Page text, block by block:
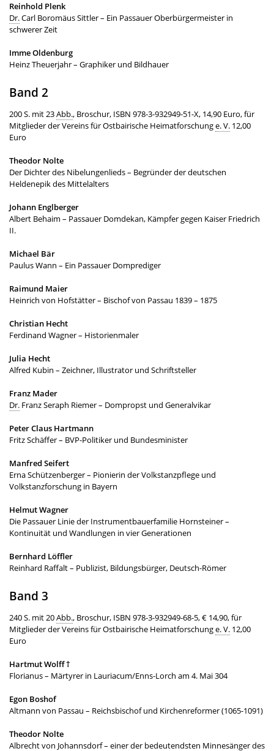
Reinhold Plenk
Dr.Carl Boromäus Sittler – Ein Passauer Oberbürgermeister in
schwerer Zeit
Imme Oldenburg
Heinz Theuerjahr – Graphiker und Bildhauer
Band 2
200 S. mit 23Abb., Broschur, ISBN 978-3-932949-51-X, 14,90 Euro, für
Mitglieder der Vereins für Ostbairische Heimatforschunge. V. 12,00
Euro
Theodor Nolte
Der Dichter des Nibelungenlieds – Begründer der deutschen
Heldenepik des Mittelalters
Johann Englberger
Albert Behaim – Passauer Domdekan, Kämpfer gegen Kaiser Friedrich
II.
Michael Bär
Paulus Wann – Ein Passauer Domprediger
Raimund Maier
Heinrich von Hofstätter – Bischof von Passau 1839 – 1875
Christian Hecht
Ferdinand Wagner – Historienmaler
Julia Hecht
Alfred Kubin – Zeichner, Illustrator und Schriftsteller
Franz Mader
Dr. Franz Seraph Riemer – Dompropst und Generalvikar
Peter Claus Hartmann
Fritz Schäffer – BVP-Politiker und Bundesminister
Manfred Seifert
Erna Schützenberger – Pionierin der Volkstanzpflege und
Volkstanzforschung in Bayern
Helmut Wagner
Die Passauer Linie der Instrumentbauerfamilie Hornsteiner –
Kontinuität und Wandlungen in vier Generationen
Bernhard Löffler
Reinhard Raffalt – Publizist, Bildungsbürger, Deutsch-Römer
Band 3
240 S. mit 20Abb., Broschur, ISBN 978-3-932949-68-5, € 14,90, für
Mitglieder der Vereins für Ostbairische Heimatforschunge. V. 12,00
Euro
Hartmut Wolff †
Florianus – Märtyrer in Lauriacum/Enns-Lorch am 4. Mai 304
Egon Boshof
Altmann von Passau – Reichsbischof und Kirchenreformer (1065-1091)
Theodor Nolte
Albrecht von Johannsdorf – einer der bedeutendsten Minnesänger des